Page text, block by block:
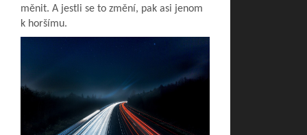
měnit. A jestli se to změní, pak asi jenom
k horšímu.